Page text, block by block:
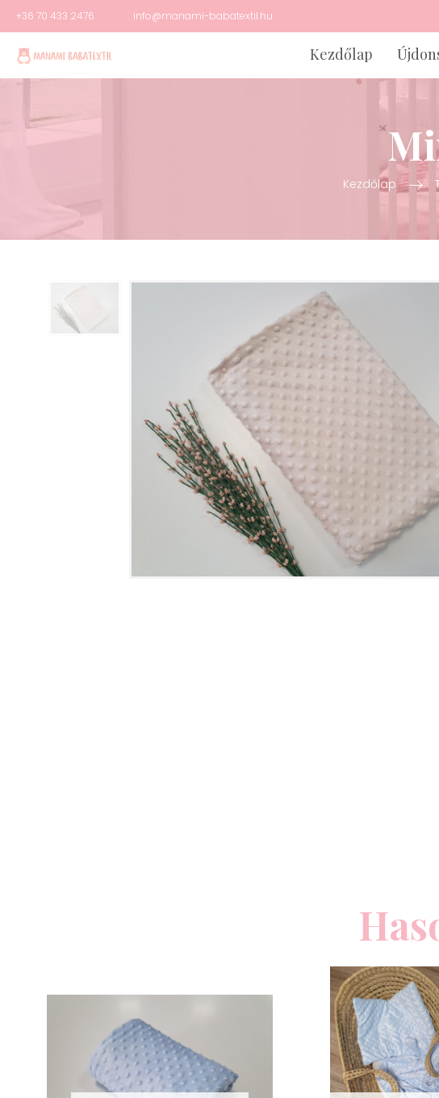
+36 70 433 2476 info@manami-babatextil.hu
Kezdőlap
Kezdőlap